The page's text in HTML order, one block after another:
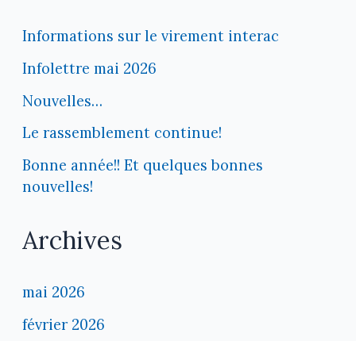
Informations sur le virement interac
Infolettre mai 2026
Nouvelles…
Le rassemblement continue!
Bonne année!! Et quelques bonnes
nouvelles!
Archives
mai 2026
février 2026